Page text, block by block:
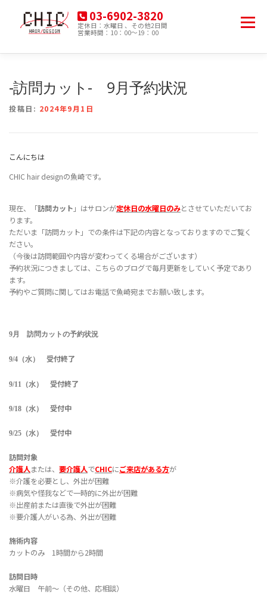
ツ
03-6902-3820
定休日：水曜日 、その他2日間
営業時間：10：00～19：00
メニュー
-訪問カット- 9月予約状況
投稿日: 2024年9月1日
こんにちは
CHIC hair designの魚崎です。
現在、「訪問カット 」はサロンが定休日の水曜日のみとさせていただいてお
ります。
ただいま「訪問カット」での条件は下記の内容となっておりますのでご覧く
ださい。
（今後は訪問範囲や内容が変わってくる場合がございます）
予約状況につきましては、こちらのブログで毎月更新をしていく予定であり
ます。
予約やご質問に関してはお電話で魚崎宛までお願い致します。
9月 訪問カットの予約状況
9/4（水） 受付終了
9/11（水） 受付終了
9/18（水） 受付中
9/25（水） 受付中
訪問対象
介護人または、 要介護人でCHICにご来店がある方が
※介護を必要とし、外出が困難
※病気や怪我などで一時的に外出が困難
※出産前または直後で外出が困難
※要介護人がいる為、外出が困難
施術内容
カットのみ 1時間から2時間
訪問日時
水曜日 午前〜（その他、応相談）